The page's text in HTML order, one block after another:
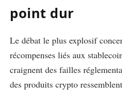
point dur
Le débat le plus explosif
récompenses liés aux
craignent des failles
des produits crypto